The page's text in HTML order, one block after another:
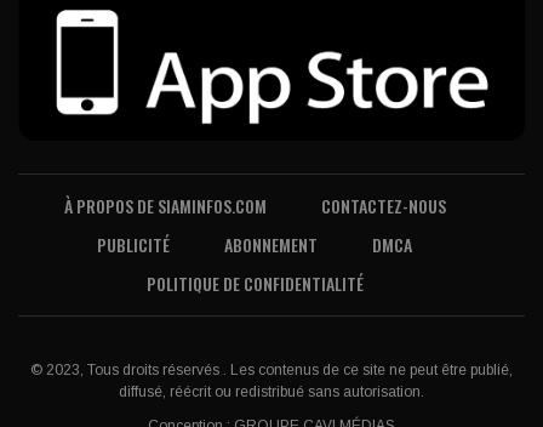
À PROPOS DE SIAMINFOS.COM
CONTACTEZ-NOUS
PUBLICITÉ
ABONNEMENT
DMCA
POLITIQUE DE CONFIDENTIALITÉ
© 2023, Tous droits réservés . Les contenus de ce site ne peut être publié,
diffusé, réécrit ou redistribué sans autorisation.